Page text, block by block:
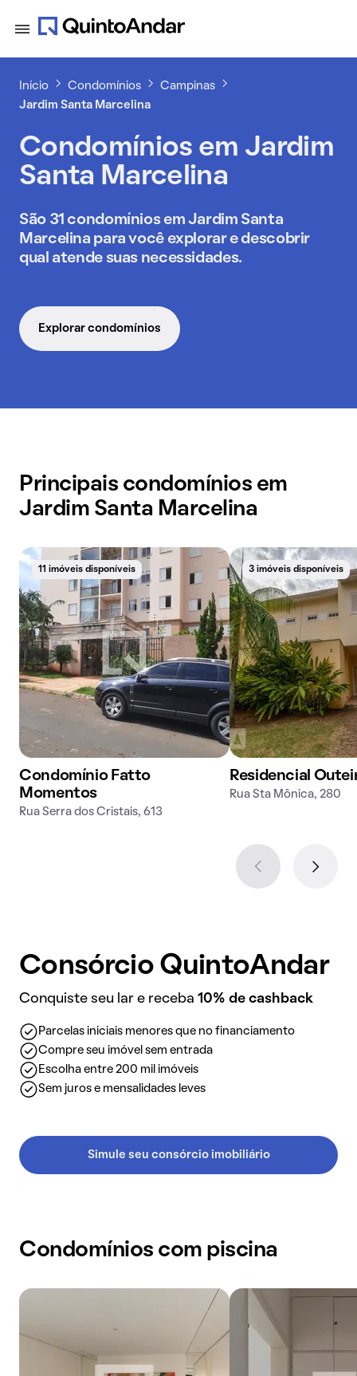
Início Condomínios
Campinas
Jardim Santa Marcelina
Condomínios em Jardim
Santa Marcelina
São 31 condomínios em Jardim Santa
Marcelina para você explorar e descobrir
qual atende suas necessidades.
Explorar condomínios
Principais condomínios em
Jardim Santa Marcelina
11 imóveis disponíveis
Condomínio Fatto
Momentos
Rua Serra dos Cristais, 613
3 imóveis disponíveis
Residencial
Rua Sta Mônica, 280
Consórcio QuintoAndar
Conquiste seu lar e receba 10% de cashback
Parcelas iniciais menores que no financiamento
Compre seu imóvel sem entrada
Escolha entre 200 mil imóveis
Sem juros e mensalidades leves
Simule seu consórcio imobiliário
Condomínios com piscina